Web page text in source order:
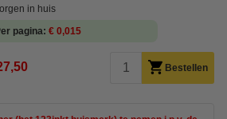
in huis
pagina € 0,015
Bestellen